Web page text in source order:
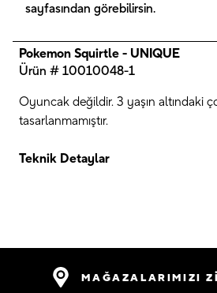
sayfasından görebilirsin.
Pokemon Squirtle - UNIQUE
Ürün # 10010048-1
Oyuncak değildir. 3 yaşın altındaki
tasarlanmamıştır.
Teknik Detaylar
MAĞAZALARIMIZI